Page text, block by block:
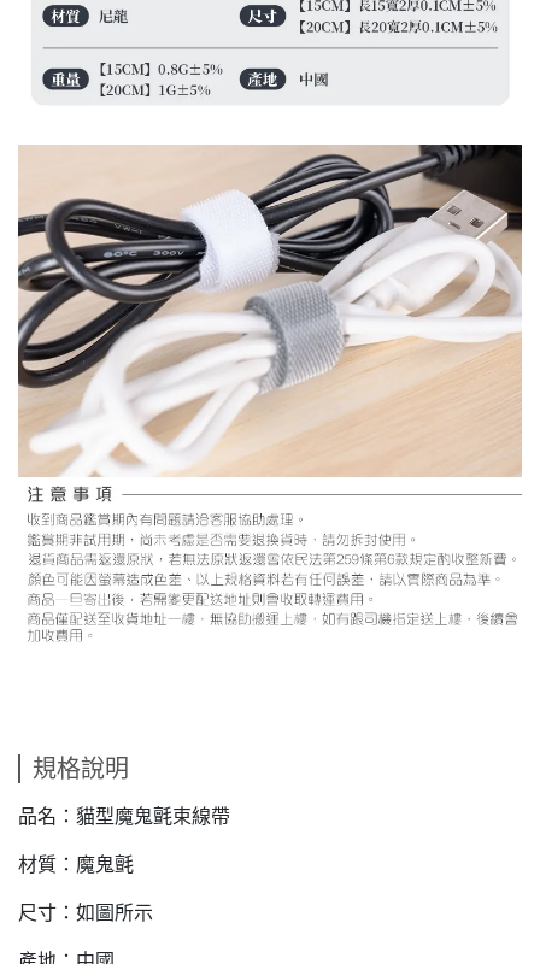
規格說明
品名：貓型魔鬼氈束線帶
材質：魔鬼氈
尺寸：如圖所示